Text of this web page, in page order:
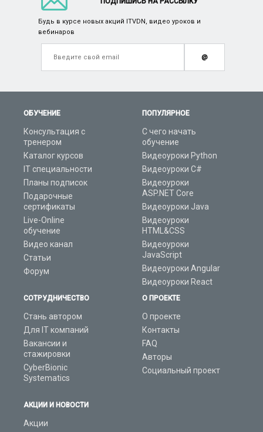
ОБУЧЕНИЕ
Консультация с
тренером
Каталог курсов
IT специальности
Планы подписок
Подарочные
сертификаты
Live-Online
обучение
Видео канал
Статьи
Форум
ПОПУЛЯРНОЕ
С чего начать
обучение
Видеоуроки Python
Видеоуроки C#
Видеоуроки
ASP.NET Core
Видеоуроки Java
Видеоуроки
HTML&CSS
Видеоуроки
JavaScript
Видеоуроки Angular
Видеоуроки React
СОТРУДНИЧЕСТВО
Стань автором
Для IT компаний
Вакансии и
стажировки
CyberBionic
Systematics
АКЦИИ И НОВОСТИ
Акции
О ПРОЕКТЕ
О проекте
Контакты
FAQ
Авторы
Социальный проект
Будь в курсе новых акций ITVDN, видео уроков и
вебинаров
@